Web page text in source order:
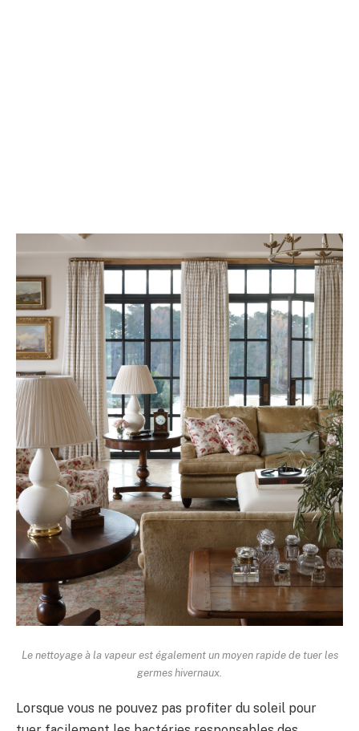
Le nettoyage à la vapeur est également un moyen rapide de tuer les
germes hivernaux.
Lorsque vous ne pouvez pas profiter du soleil pour